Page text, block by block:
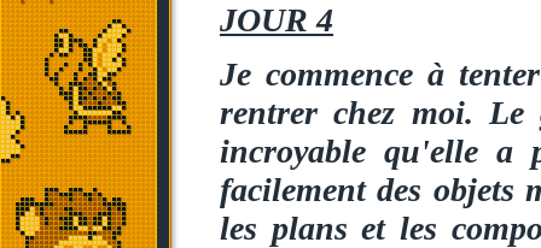
JOUR 4
Je commence à
rentrer chez moi. Le
incroyable qu'elle a
facilement des objets
les plans et les